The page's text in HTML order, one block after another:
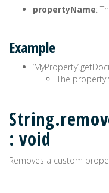
propertyName:
Example
The property
: void
Removes a custom